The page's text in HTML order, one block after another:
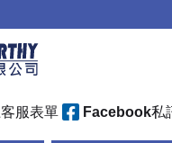
服表單 Facebook私